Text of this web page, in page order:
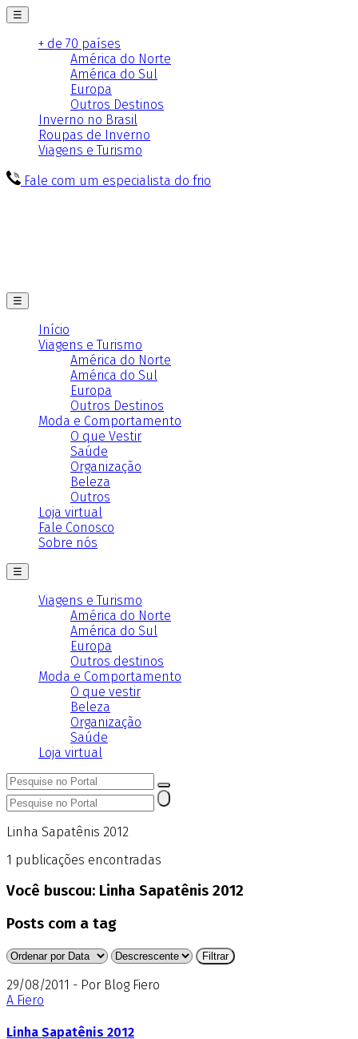
☰
+ de 70 países
América do Norte
América do Sul
Europa
Outros Destinos
Inverno no Brasil
Roupas de Inverno
Viagens e Turismo
Fale com um especialista do frio
☰
Início
Viagens e Turismo
América do Norte
América do Sul
Europa
Outros Destinos
Moda e Comportamento
O que Vestir
Saúde
Organização
Beleza
Outros
Loja virtual
Fale Conosco
Sobre nós
☰
Viagens e Turismo
América do Norte
América do Sul
Europa
Outros destinos
Moda e Comportamento
O que vestir
Beleza
Organização
Saúde
Loja virtual
Linha Sapatênis 2012
1 publicações encontradas
Você buscou: Linha Sapatênis 2012
Posts com a tag
29/08/2011 - Por Blog Fiero
A Fiero
Linha Sapatênis 2012